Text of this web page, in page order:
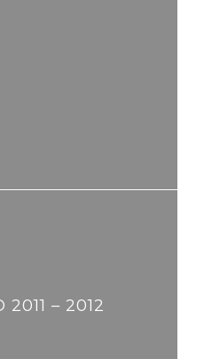
2011 – 2012